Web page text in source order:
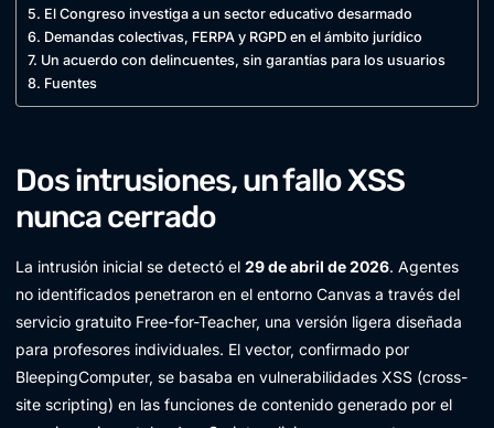
El Congreso investiga a un sector educativo desarmado
Demandas colectivas, FERPA y RGPD en el ámbito jurídico
Un acuerdo con delincuentes, sin garantías para los usuarios
Fuentes
Dos intrusiones, un fallo XSS
nunca cerrado
La intrusión inicial se detectó el 29 de abril de 2026. Agentes
no identificados penetraron en el entorno Canvas a través del
servicio gratuito Free-for-Teacher, una versión ligera diseñada
para profesores individuales. El vector, confirmado por
BleepingComputer, se basaba en vulnerabilidades XSS (cross-
site scripting) en las funciones de contenido generado por el